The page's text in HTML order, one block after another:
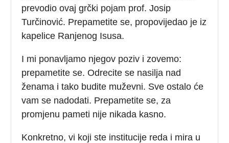
prevodio ovaj grčki pojam prof. Josip
Turčinović. Prepametite se, propovijedao je iz
kapelice Ranjenog Isusa.
I mi ponavljamo njegov poziv i zovemo:
prepametite se. Odrecite se nasilja nad
ženama i tako budite muževni. Sve ostalo će
vam se nadodati. Prepametite se, za
promjenu pameti nije nikada kasno.
Konkretno, vi koji ste institucije reda i mira u